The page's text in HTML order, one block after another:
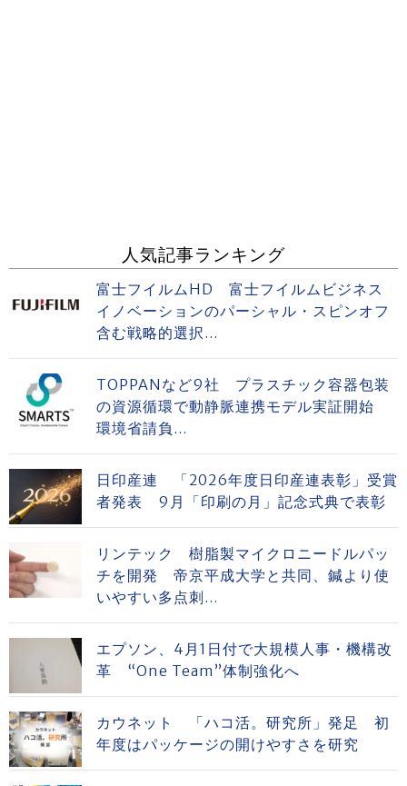
人気記事ランキング
富士フイルムHD 富士フイルムビジネス
イノベーションのパーシャル・スピンオフ
含む戦略的選択...
TOPPANなど9社 プラスチック容器包装
の資源循環で動静脈連携モデル実証開始
環境省請負...
日印産連 「2026年度日印産連表彰」受賞
者発表 9月「印刷の月」記念式典で表彰
リンテック 樹脂製マイクロニードルパッ
チを開発 帝京平成大学と共同、鍼より使
いやすい多点刺...
エプソン、4月1日付で大規模人事・機構改
革 “One Team”体制強化へ
カウネット 「ハコ活。研究所」発足 初
年度はパッケージの開けやすさを研究